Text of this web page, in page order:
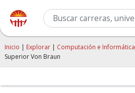
Inicio | Explorar | Computación e Informática
Superior Von Braun